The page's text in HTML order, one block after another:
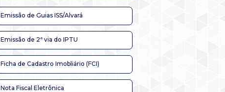
Emissão de Guias ISS/Alvará
Emissão de 2ª via do IPTU
Ficha de Cadastro Imobliário (FCI)
Nota Fiscal Eletrônica